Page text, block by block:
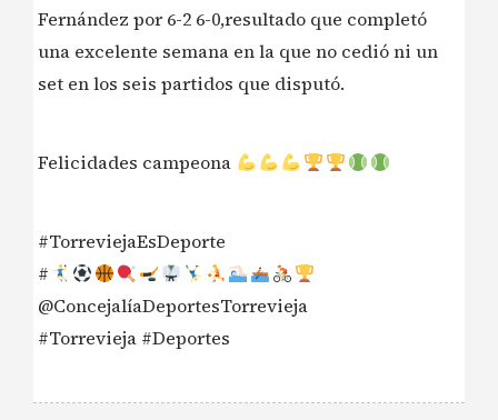
Fernández por 6-2 6-0,resultado que completó
una excelente semana en la que no cedió ni un
set en los seis partidos que disputó.
Felicidades campeona
#TorreviejaEsDeporte
#
@ConcejalíaDeportesTorrevieja
#Torrevieja #Deportes